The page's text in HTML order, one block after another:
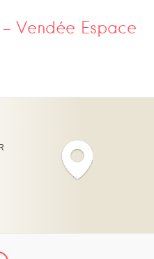
Vendée Espace